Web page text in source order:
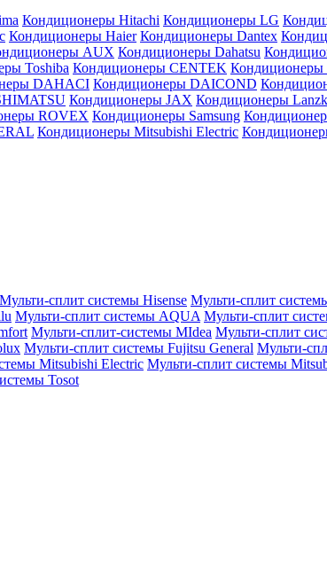
Кондиционеры Hitachi Кондиционеры LG
Кондиционеры Haier Кондиционеры Dantex
AUX Кондиционеры Dahatsu
Toshiba Кондиционеры CENTEK Кондиционеры
DAHACI Кондиционеры DAICOND
Кондиционеры JAX Кондиционеры
ROVEX Кондиционеры Samsung
Кондиционеры Mitsubishi Electric
Мульти-сплит системы Hisense Мульти-сплит
Мульти-сплит системы AQUA Мульти-сплит
Мульти-сплит-системы MIdea Мульти-сплит
Мульти-сплит системы Fujitsu General Мульти-
Mitsubishi Electric Мульти-сплит системы
Tosot